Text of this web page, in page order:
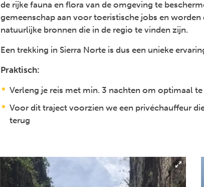
de rijke fauna en flora van de omgeving te
gemeenschap aan voor toeristische jobs en
natuurlijke bronnen die in de regio te vinden zijn.
Een trekking in Sierra Norte is dus een unieke
Praktisch:
Verleng je reis met min. 3 nachten om optimaal
Voor dit traject voorzien we een privéchauffeur
terug